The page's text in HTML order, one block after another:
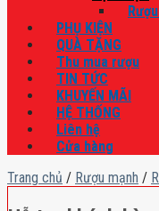
PHỤ KIỆN
QUÀ TẶNG
Thu mua rượu
TIN TỨC
KHUYẾN MÃI
HỆ THỐNG
Liên hệ
Cửa hàng
Trang chủ / Rượu mạnh /